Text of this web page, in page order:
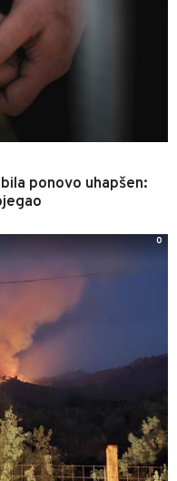
ponovo uhapšen:
0